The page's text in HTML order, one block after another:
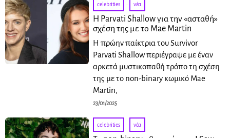
celebrities · νέα
Η Parvati Shallow για την «ασταθή»
σχέση της με το Mae Martin
Η πρώην παίκτρια του Survivor
Parvati Shallow περιέγραψε με έναν
αρκετά μυστικοπαθή τρόπο τη σχέση
της με το non-binary κωμικό Mae
Martin,
23/01/2025
celebrities · νέα